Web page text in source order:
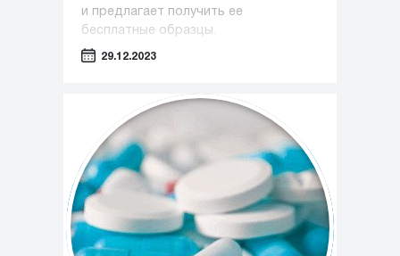
и предлагает получить ее
бесплатные образцы.
29.12.2023